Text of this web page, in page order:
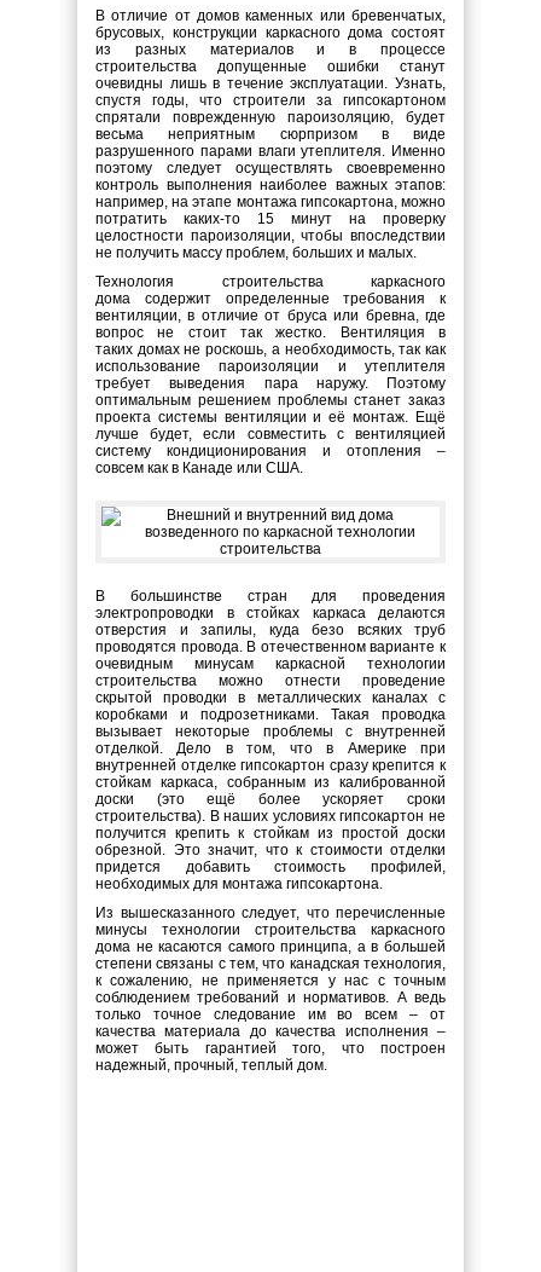
В отличие от домов каменных или бревенчатых,
брусовых, конструкции каркасного дома состоят
из разных материалов и в процессе
строительства допущенные ошибки станут
очевидны лишь в течение эксплуатации. Узнать,
спустя годы, что строители за гипсокартоном
спрятали поврежденную пароизоляцию, будет
весьма неприятным сюрпризом в виде
разрушенного парами влаги утеплителя. Именно
поэтому следует осуществлять своевременно
контроль выполнения наиболее важных этапов:
например, на этапе монтажа гипсокартона, можно
потратить каких-то 15 минут на проверку
целостности пароизоляции, чтобы впоследствии
не получить массу проблем, больших и малых.
Технология строительства каркасного
дома содержит определенные требования к
вентиляции, в отличие от бруса или бревна, где
вопрос не стоит так жестко. Вентиляция в
таких домах не роскошь, а необходимость, так как
использование пароизоляции и утеплителя
требует выведения пара наружу. Поэтому
оптимальным решением проблемы станет заказ
проекта системы вентиляции и её монтаж. Ещё
лучше будет, если совместить с вентиляцией
систему кондиционирования и отопления –
совсем как в Канаде или США.
В большинстве стран для проведения
электропроводки в стойках каркаса делаются
отверстия и запилы, куда безо всяких труб
проводятся провода. В отечественном варианте к
очевидным минусам каркасной технологии
строительства можно отнести проведение
скрытой проводки в металлических каналах с
коробками и подрозетниками. Такая проводка
вызывает некоторые проблемы с внутренней
отделкой. Дело в том, что в Америке при
внутренней отделке гипсокартон сразу крепится к
стойкам каркаса, собранным из калиброванной
доски (это ещё более ускоряет сроки
строительства). В наших условиях гипсокартон не
получится крепить к стойкам из простой доски
обрезной. Это значит, что к стоимости отделки
придется добавить стоимость профилей,
необходимых для монтажа гипсокартона.
Из вышесказанного следует, что перечисленные
минусы технологии строительства каркасного
дома не касаются самого принципа, а в большей
степени связаны с тем, что канадская технология,
к сожалению, не применяется у нас с точным
соблюдением требований и нормативов. А ведь
только точное следование им во всем – от
качества материала до качества исполнения –
может быть гарантией того, что построен
надежный, прочный, теплый дом.